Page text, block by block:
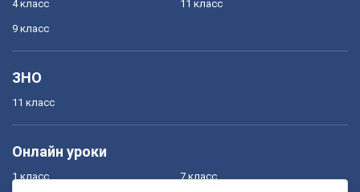
4 класс
9 класс
11 класс
ЗНО
11 класс
Онлайн уроки
1 класс 7 класс